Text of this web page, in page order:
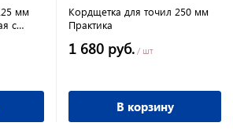
мм
с
Кордщетка для точил 250 мм
Практика
1 680 руб. / шт
В корзину